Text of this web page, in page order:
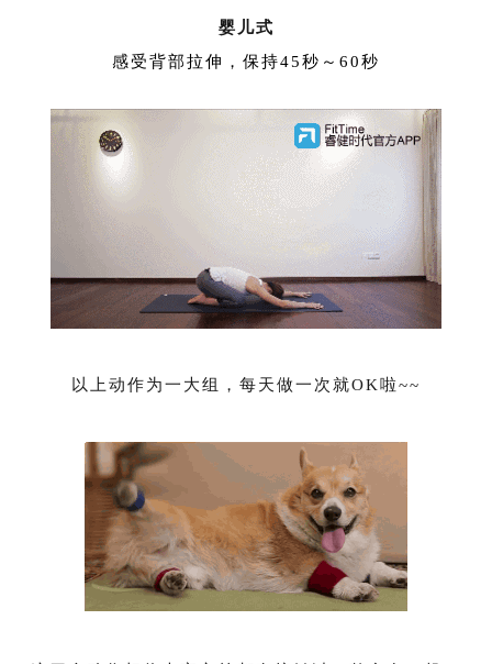
婴儿式
感受背部拉伸，保持45秒～60秒
以上动作为一大组，每天做一次就OK啦~~